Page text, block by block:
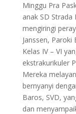
Minggu Pra
anak SD
mengiringi
Janssen,
Kelas IV – VI
ekstrakurikuler
Mereka
bernyanyi
Baros, SVD,
dan